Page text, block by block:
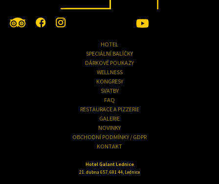
HOTEL
SPECIÁLNÍ BALÍČKY
DÁRKOVÉ POUKAZY
WELLNESS
KONGRESY
SVATBY
FAQ
RESTAURACE A PIZZERIE
GALERIE
NOVINKY
OBCHODNÍ PODMÍNKY / GDPR
KONTAKT
Hotel Galant Lednice
21. dubna 657, 691 44, Lednice